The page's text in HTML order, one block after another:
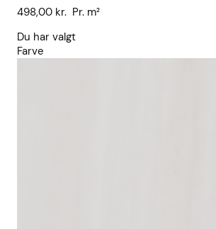
498,00 kr. Pr. m²
Du har valgt
Farve